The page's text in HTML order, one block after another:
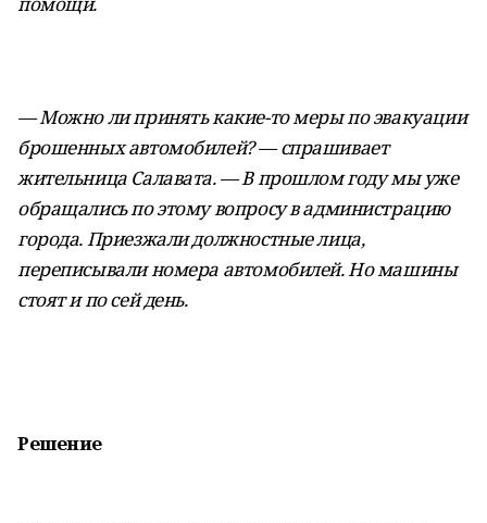
— Можно ли принять какие-то меры по эвакуации
брошенных автомобилей? — спрашивает
жительница Салавата. — В прошлом году мы уже
обращались по этому вопросу в администрацию
города. Приезжали должностные лица,
переписывали номера автомобилей. Но машины
стоят и по сей день.
Решение